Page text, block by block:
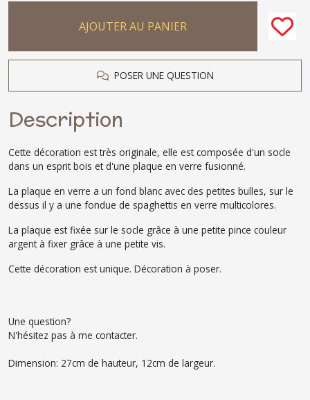
AJOUTER AU PANIER
POSER UNE QUESTION
Description
Cette décoration est très originale, elle est composée d'un socle
dans un esprit bois et d'une plaque en verre fusionné.
La plaque en verre a un fond blanc avec des petites bulles, sur le
dessus il y a une fondue de spaghettis en verre multicolores.
La plaque est fixée sur le socle grâce à une petite pince couleur
argent à fixer grâce à une petite vis.
Cette décoration est unique. Décoration à poser.
Une question?
N'hésitez pas à me contacter.
Dimension: 27cm de hauteur, 12cm de largeur.